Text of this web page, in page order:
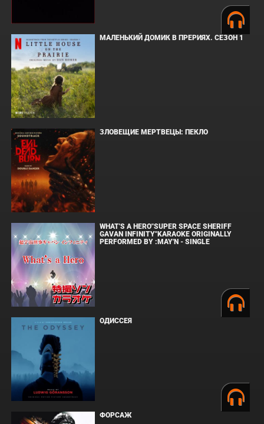
МАЛЕНЬКИЙ ДОМИК В ПРЕРИЯХ. СЕЗОН 1
ЗЛОВЕЩИЕ МЕРТВЕЦЫ: ПЕКЛО
WHAT'S A HERO"SUPER SPACE SHERIFF
GAVAN INFINITY"KARAOKE ORIGINALLY
PERFORMED BY :MAY'N - SINGLE
ОДИССЕЯ
ФОРСАЖ